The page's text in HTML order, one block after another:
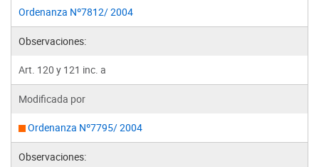
Ordenanza Nº7812/ 2004
Observaciones:
Art. 120 y 121 inc. a
Modificada por
Ordenanza Nº7795/ 2004
Observaciones: